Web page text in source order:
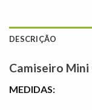
DESCRIÇÃO
Camiseiro
MEDIDAS: